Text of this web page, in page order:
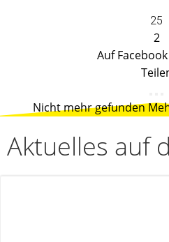
25
2
Auf
Nicht mehr gefunden
Aktuelles auf